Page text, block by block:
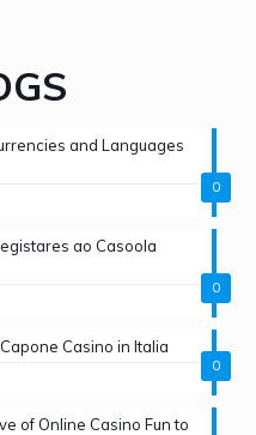
0
and Languages
0
ao Casoola
0
Casino in Italia
of Online Casino Fun to